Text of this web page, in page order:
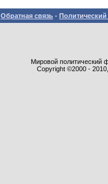
Обратная связь -
Мировой политический
Copyright ©2000 -